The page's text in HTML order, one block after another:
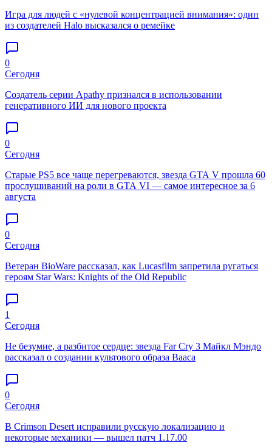
Игра для людей с «нулевой концентрацией внимания»: один
из создателей Halo высказался о ремейке
0
Сегодня
Создатель серии Apathy признался в использовании
генеративного ИИ для нового проекта
0
Сегодня
Старые PS5 все чаще перегреваются, звезда GTA V прошла 60
прослушиваний на роли в GTA VI — самое интересное за 6
августа
0
Сегодня
Ветеран BioWare рассказал, как Lucasfilm запретила ругаться
героям Star Wars: Knights of the Old Republic
1
Сегодня
Не безумие, а разбитое сердце: звезда Far Cry 3 Майкл Мэндо
рассказал о создании культового образа Вааса
0
Сегодня
В Crimson Desert исправили русскую локализацию и
некоторые механики — вышел патч 1.17.00